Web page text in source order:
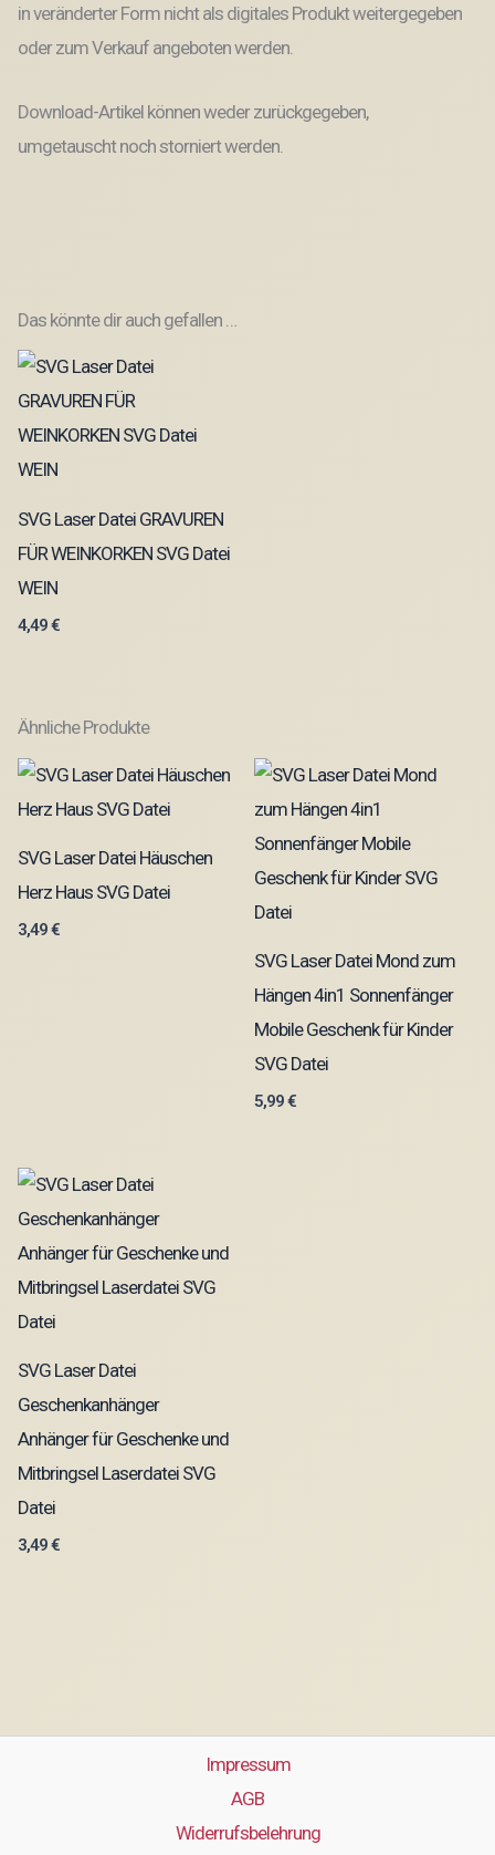
in veränderter Form nicht als digitales Produkt weitergegeben
oder zum Verkauf angeboten werden.
Download-Artikel können weder zurückgegeben,
umgetauscht noch storniert werden.
Das könnte dir auch gefallen …
SVG Laser Datei GRAVUREN
FÜR WEINKORKEN SVG Datei
WEIN
4,49€
Ähnliche Produkte
SVG Laser Datei Häuschen
Herz Haus SVG Datei
3,49€
SVG Laser Datei Mond zum
Hängen 4in1 Sonnenfänger
Mobile Geschenk für Kinder
SVG Datei
5,99€
SVG Laser Datei
Geschenkanhänger
Anhänger für Geschenke und
Mitbringsel Laserdatei SVG
Datei
3,49€
Impressum
AGB
Widerrufsbelehrung